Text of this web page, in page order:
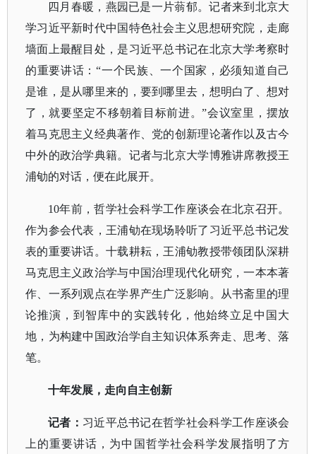
四月春暖，燕园已是一片蓊郁。记者来到北京大
学习近平新时代中国特色社会主义思想研究院，走廊
墙面上最醒目处，是习近平总书记在北京大学考察时
的重要讲话：“一个民族、一个国家，必须知道自己
是谁，是从哪里来的，要到哪里去，想明白了、想对
了，就要坚定不移朝着目标前进。”会议室里，摆放
着马克思主义经典著作、党的创新理论著作以及古今
中外的政治学典籍。记者与北京大学博雅讲席教授王
浦劬的对话，便在此展开。
10年前，哲学社会科学工作座谈会在北京召开。
作为参会代表，王浦劬在现场聆听了习近平总书记发
表的重要讲话。十载耕耘，王浦劬教授带领团队深耕
马克思主义政治学与中国治理现代化研究，一本本著
作、一系列观点在学界产生广泛影响。从书斋里的理
论推演，到智库中的实践转化，他始终立足中国大
地，为构建中国政治学自主知识体系奔走、思考、落
笔。
十年发展，走向自主创新
记者： 习近平总书记在哲学社会科学工作座谈会
上的重要讲话，为中国哲学社会科学发展指明了方